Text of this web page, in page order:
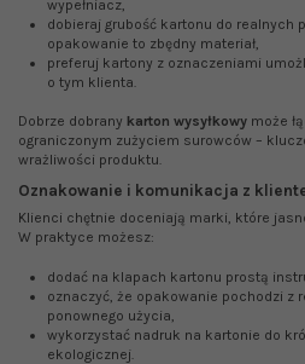
wypełniacz,
dobieraj grubość kartonu do realnych
opakowanie to zbędny materiał,
preferuj kartony z oznaczeniami
o tym klienta.
Dobrze dobrany karton wysyłkowy może
ograniczonym zużyciem surowców –
wrażliwości produktu.
Oznakowanie i komunikacja z
Klienci chętnie doceniają marki, które
W praktyce możesz:
dodać na klapach kartonu prostą
oznaczyć, że opakowanie pochodzi z
ponownego użycia,
wykorzystać nadruk na kartonie do
ekologicznej.